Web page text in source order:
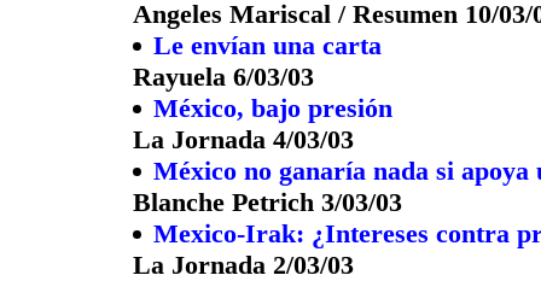
Angeles Mariscal / Resumen 10/03/
Le envían una carta
Rayuela 6/03/03
México, bajo presión
La Jornada 4/03/03
México no ganaría nada si
Blanche Petrich 3/03/03
Mexico-Irak: ¿Intereses contra
La Jornada 2/03/03